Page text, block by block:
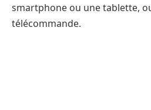
smartphone ou une tablette,
télécommande.